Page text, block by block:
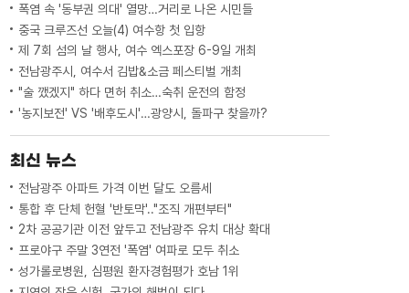
폭염 속 '동부권 의대' 열망…거리로 나온 시민들
중국 크루즈선 오늘(4) 여수항 첫 입항
제 7회 섬의 날 행사, 여수 엑스포장 6-9일 개최
전남광주시, 여수서 김밥&소금 페스티벌 개최
"술 깼겠지" 하다 면허 취소…숙취 운전의 함정
'농지보전' VS '배후도시'…광양시, 돌파구 찾을까?
최신 뉴스
전남광주 아파트 가격 이번 달도 오름세
통합 후 단체 헌혈 '반토막'.."조직 개편부터"
2차 공공기관 이전 앞두고 전남광주 유치 대상 확대
프로야구 주말 3연전 '폭염' 여파로 모두 취소
성가롤로병원, 심평원 환자경험평가 호남 1위